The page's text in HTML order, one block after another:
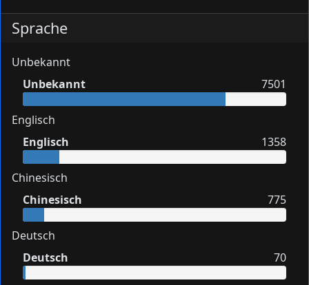
Sprache
Unbekannt
Unbekannt
7501
Englisch
Englisch
1358
Chinesisch
Chinesisch
775
Deutsch
Deutsch
70